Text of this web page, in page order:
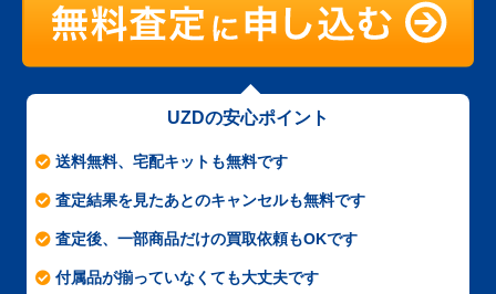
UZDの安心ポイント
送料無料、宅配キットも無料です
査定結果を見たあとのキャンセルも無料です
査定後、一部商品だけの買取依頼もOKです
付属品が揃っていなくても大丈夫です